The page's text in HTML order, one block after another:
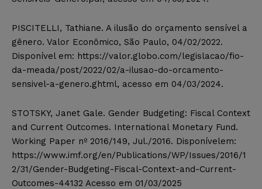
PISCITELLI, Tathiane. A ilusão do orçamento sensível a
gênero. Valor Econômico, São Paulo, 04/02/2022.
Disponível em: https://valor.globo.com/legislacao/fio-
da-meada/post/2022/02/a-ilusao-do-orcamento-
sensivel-a-genero.ghtml, acesso em 04/03/2024.
STOTSKY, Janet Gale. Gender Budgeting: Fiscal Context
and Current Outcomes. International Monetary Fund.
Working Paper nº 2016/149, Jul./2016. Disponívelem:
https://www.imf.org/en/Publications/WP/Issues/2016/1
2/31/Gender-Budgeting-Fiscal-Context-and-Current-
Outcomes-44132 Acesso em 01/03/2025